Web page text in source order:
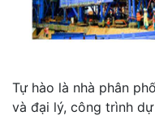
Tự hào là nhà phân
và đại lý, công trình